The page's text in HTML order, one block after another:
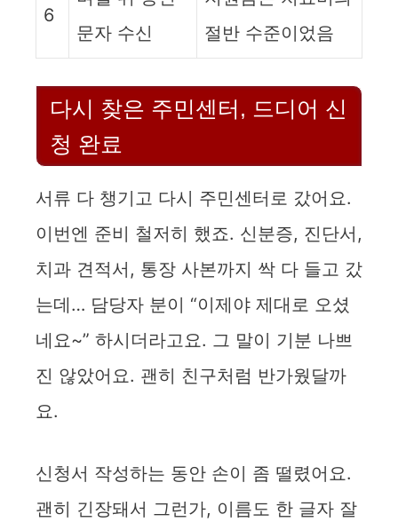
6
문자 수신
절반 수준이었음
다시 찾은 주민센터, 드디어 신
청 완료
서류 다 챙기고 다시 주민센터로 갔어요.
이번엔 준비 철저히 했죠. 신분증, 진단서,
치과 견적서, 통장 사본까지 싹 다 들고 갔
는데… 담당자 분이 “이제야 제대로 오셨
네요~” 하시더라고요. 그 말이 기분 나쁘
진 않았어요. 괜히 친구처럼 반가웠달까
요.
신청서 작성하는 동안 손이 좀 떨렸어요.
괜히 긴장돼서 그런가, 이름도 한 글자 잘